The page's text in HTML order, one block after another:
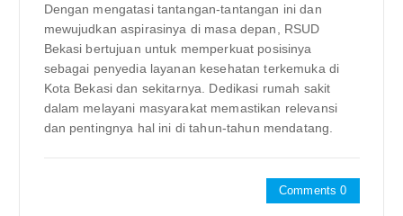
Dengan mengatasi tantangan-tantangan ini dan
mewujudkan aspirasinya di masa depan, RSUD
Bekasi bertujuan untuk memperkuat posisinya
sebagai penyedia layanan kesehatan terkemuka di
Kota Bekasi dan sekitarnya. Dedikasi rumah sakit
dalam melayani masyarakat memastikan relevansi
dan pentingnya hal ini di tahun-tahun mendatang.
Comments 0